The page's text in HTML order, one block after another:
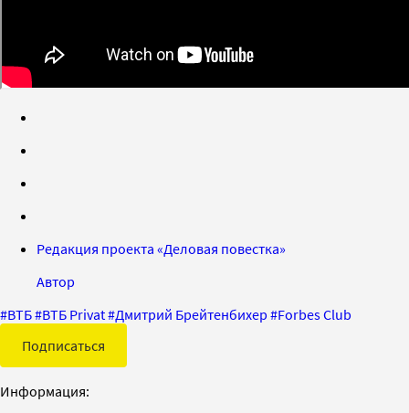
Редакция проекта «Деловая повестка»
Автор
#ВТБ#ВТБ Privat#Дмитрий Брейтенбихер #Forbes Club
Подписаться
Информация: